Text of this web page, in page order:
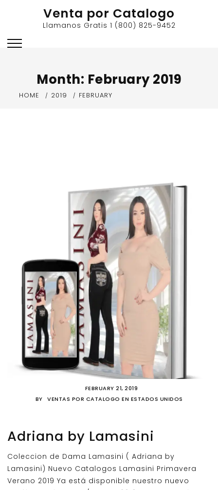
Venta por Catalogo
Llamanos Gratis 1 (800) 825-9452
Month: February 2019
HOME 2019 FEBRUARY
FEBRUARY 21, 2019
BY
VENTAS POR CATALOGO EN ESTADOS UNIDOS
Adriana by Lamasini
Coleccion de Dama Lamasini ( Adriana by
Lamasini) Nuevo Catalogos Lamasini Primavera
Verano 2019 Ya está disponible nuestro nuevo